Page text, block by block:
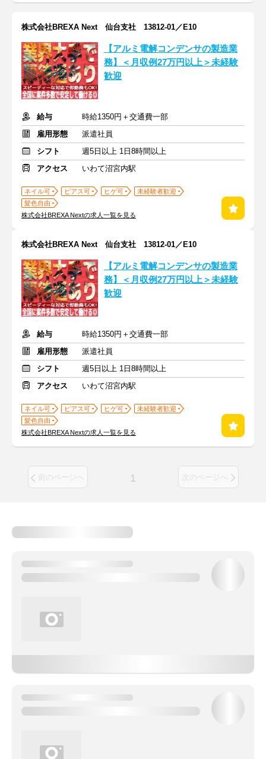
株式会社BREXA Next 仙台支社 13812-01／E10
【アルミ電解コンデンサの製造業
務】＜月収例27万円以上＞未経験
歓迎
給与
時給1350円＋交通費一部
雇用形態
派遣社員
シフト
週5日以上 1日8時間以上
アクセス
いわて沼宮内駅
ネイル可 ピアス可 ヒゲ可
未経験者歓迎
髪色自由
株式会社BREXA Nextの求人一覧を見る
株式会社BREXA Next 仙台支社 13812-01／E10
【アルミ電解コンデンサの製造業
務】＜月収例27万円以上＞未経験
歓迎
給与
時給1350円＋交通費一部
雇用形態
派遣社員
シフト
週5日以上 1日8時間以上
アクセス
いわて沼宮内駅
ネイル可 ピアス可 ヒゲ可
未経験者歓迎
髪色自由
株式会社BREXA Nextの求人一覧を見る
前のページへ 1 次のページへ